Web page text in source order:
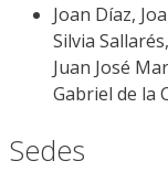
Joan Díaz,
Silvia
Juan José
Gabriel de la
Sedes